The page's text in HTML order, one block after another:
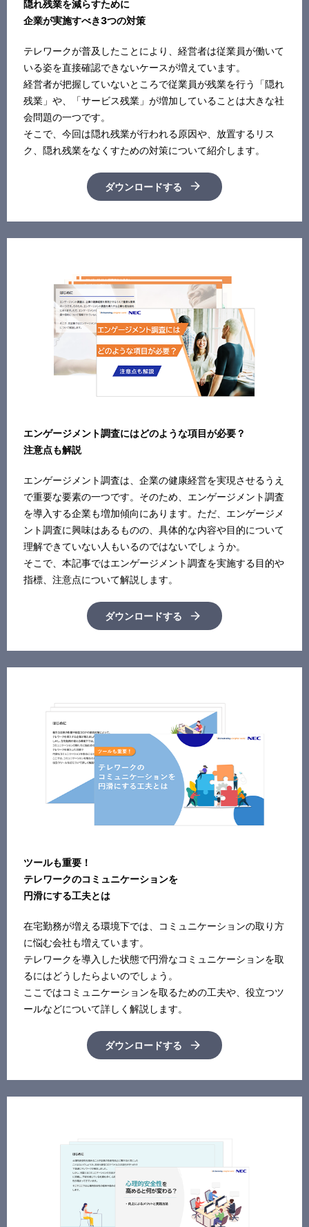
隠れ残業を減らすために
企業が実施すべき3つの対策
テレワークが普及したことにより、経営者は従業員が働いて
いる姿を直接確認できないケースが増えています。
経営者が把握していないところで従業員が残業を行う「隠れ
残業」や、「サービス残業」が増加していることは大きな社
会問題の一つです。
そこで、今回は隠れ残業が行われる原因や、放置するリス
ク、隠れ残業をなくすための対策について紹介します。
ダウンロードする
エンゲージメント調査にはどのような項目が必要？
注意点も解説
エンゲージメント調査は、企業の健康経営を実現させるうえ
で重要な要素の一つです。そのため、エンゲージメント調査
を導入する企業も増加傾向にあります。ただ、エンゲージメ
ント調査に興味はあるものの、具体的な内容や目的について
理解できていない人もいるのではないでしょうか。
そこで、本記事ではエンゲージメント調査を実施する目的や
指標、注意点について解説します。
ダウンロードする
ツールも重要！
テレワークのコミュニケーションを
円滑にする工夫とは
在宅勤務が増える環境下では、コミュニケーションの取り方
に悩む会社も増えています。
テレワークを導入した状態で円滑なコミュニケーションを取
るにはどうしたらよいのでしょう。
ここではコミュニケーションを取るための工夫や、役立つツ
ールなどについて詳しく解説します。
ダウンロードする